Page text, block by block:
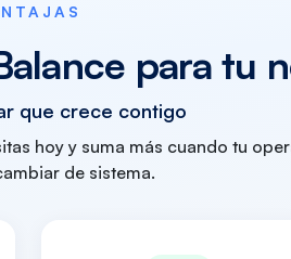
para tu
que crece contigo
hoy y suma más cuando tu
de sistema.